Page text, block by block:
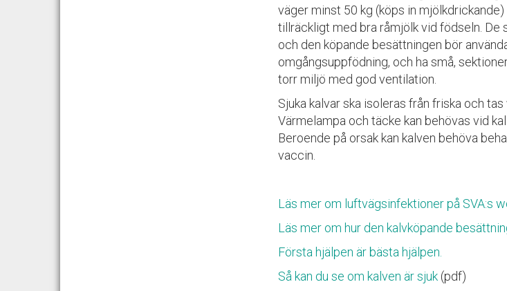
väger minst 50 kg (köps in
tillräckligt med bra råmjölk vid födseln. De
och den köpande besättningen bör
omgångsuppfödning, och ha små,
torr miljö med god ventilation.
Sjuka kalvar ska isoleras från friska och
Värmelampa och täcke kan behövas vid
Beroende på orsak kan kalven behöva
vaccin.
Läs mer om luftvägsinfektioner på SVA:s
Läs mer om hur den kalvköpande
Första hjälpen är bästa hjälpen.
Så kan du se om kalven är sjuk (pdf)